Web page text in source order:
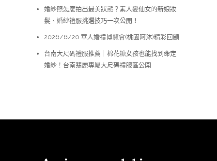
婚紗照怎麼拍出最美狀態？素人變仙女的新娘妝
髮、婚紗禮服挑選技巧一次公開！
2026/6/20 華人婚禮博覽會(桃園阿沐)精彩回顧
台南大尺碼禮服推薦｜棉花糖女孩也能找到命定
婚紗！台南翡麗專屬大尺碼禮服區公開